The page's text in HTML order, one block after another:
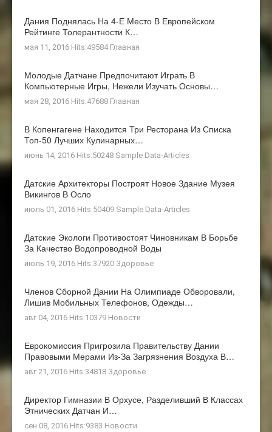
Дания Поднялась На 4-Е Место В Европейском
Рейтинге Толерантности К…
мая 11, 2016 Hits:49584 Главная
Молодые Датчане Предпочитают Играть В
Компьютерные Игры, Нежели Изучать Основы…
мая 28, 2016 Hits:47688 Главная
В Копенгагене Находится Три Ресторана Из Списка
Топ-50 Лучших Кулинарных…
июнь 14, 2016 Hits:50248 Sample Data-Articles
Датские Архитекторы Построят Новое Здание Музея
Викингов В Осло
июль 01, 2016 Hits:50409 Sample Data-Articles
Датские Экологи Противостоят Чиновникам В Борьбе
За Качество Водопроводной Воды
июль 19, 2016 Hits:37920 Здоровье
Членов Сборной Дании На Олимпиаде Обворовали,
Лишив Мобильных Телефонов, Одежды…
авг 04, 2016 Hits:10379 Новости
Еврокомиссия Пригрозила Правительству Дании
Правовыми Мерами Из-За Загрязнения Воздуха В…
авг 21, 2016 Hits:34818 Здоровье
Директор Гимназии В Орхусе, Разделивший В Классах
Этнических Датчан И…
сен 08, 2016 Hits:9383 Новости